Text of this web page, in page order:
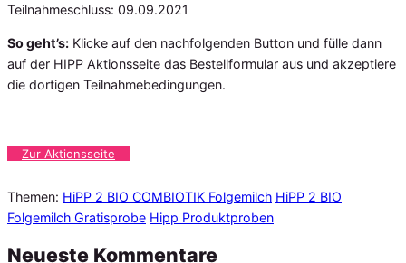
Teilnahmeschluss: 09.09.2021
So geht’s: Klicke auf den nachfolgenden Button und fülle dann
auf der HIPP Aktionsseite das Bestellformular aus und akzeptiere
die dortigen Teilnahmebedingungen.
Zur Aktionsseite
Themen: HiPP 2 BIO COMBIOTIK Folgemilch HiPP 2 BIO
Folgemilch Gratisprobe Hipp Produktproben
Neueste Kommentare